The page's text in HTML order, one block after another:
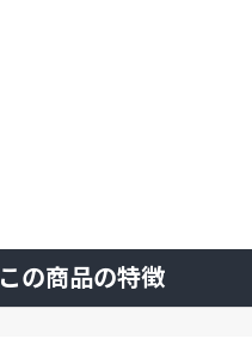
この商品の特徴